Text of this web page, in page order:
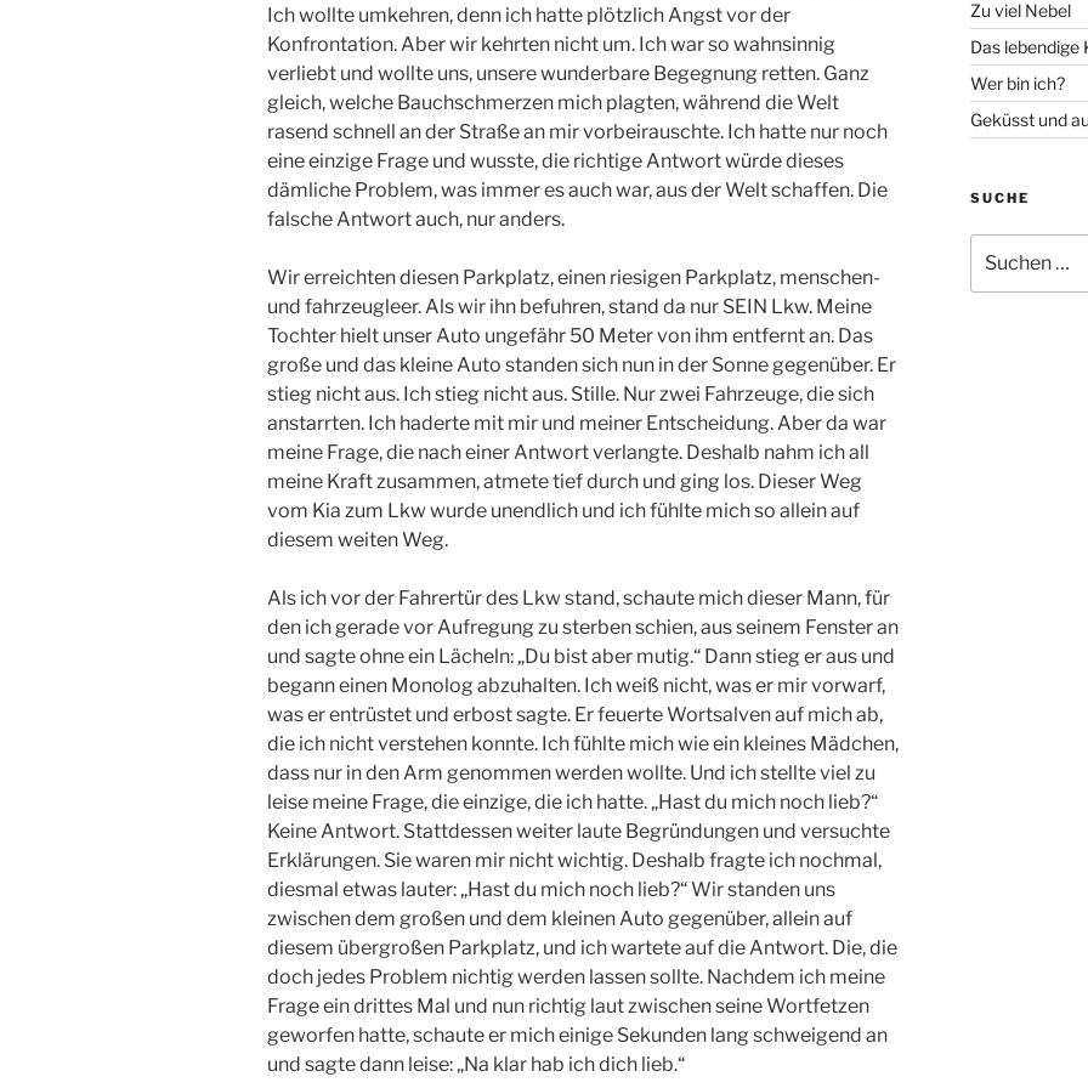
Ich wollte umkehren, denn ich hatte plötzlich Angst vor der
Konfrontation. Aber wir kehrten nicht um. Ich war so wahnsinnig
verliebt und wollte uns, unsere wunderbare Begegnung retten. Ganz
gleich, welche Bauchschmerzen mich plagten, während die Welt
rasend schnell an der Straße an mir vorbeirauschte. Ich hatte nur noch
eine einzige Frage und wusste, die richtige Antwort würde dieses
dämliche Problem, was immer es auch war, aus der Welt schaffen. Die
falsche Antwort auch, nur anders.
Wir erreichten diesen Parkplatz, einen riesigen Parkplatz, menschen-
und fahrzeugleer. Als wir ihn befuhren, stand da nur SEIN Lkw. Meine
Tochter hielt unser Auto ungefähr 50 Meter von ihm entfernt an. Das
große und das kleine Auto standen sich nun in der Sonne gegenüber. Er
stieg nicht aus. Ich stieg nicht aus. Stille. Nur zwei Fahrzeuge, die sich
anstarrten. Ich haderte mit mir und meiner Entscheidung. Aber da war
meine Frage, die nach einer Antwort verlangte. Deshalb nahm ich all
meine Kraft zusammen, atmete tief durch und ging los. Dieser Weg
vom Kia zum Lkw wurde unendlich und ich fühlte mich so allein auf
diesem weiten Weg.
Als ich vor der Fahrertür des Lkw stand, schaute mich dieser Mann, für
den ich gerade vor Aufregung zu sterben schien, aus seinem Fenster an
und sagte ohne ein Lächeln: „Du bist aber mutig.“ Dann stieg er aus und
begann einen Monolog abzuhalten. Ich weiß nicht, was er mir vorwarf,
was er entrüstet und erbost sagte. Er feuerte Wortsalven auf mich ab,
die ich nicht verstehen konnte. Ich fühlte mich wie ein kleines Mädchen,
dass nur in den Arm genommen werden wollte. Und ich stellte viel zu
leise meine Frage, die einzige, die ich hatte. „Hast du mich noch lieb?“
Keine Antwort. Stattdessen weiter laute Begründungen und versuchte
Erklärungen. Sie waren mir nicht wichtig. Deshalb fragte ich nochmal,
diesmal etwas lauter: „Hast du mich noch lieb?“ Wir standen uns
zwischen dem großen und dem kleinen Auto gegenüber, allein auf
diesem übergroßen Parkplatz, und ich wartete auf die Antwort. Die, die
doch jedes Problem nichtig werden lassen sollte. Nachdem ich meine
Frage ein drittes Mal und nun richtig laut zwischen seine Wortfetzen
geworfen hatte, schaute er mich einige Sekunden lang schweigend an
und sagte dann leise: „Na klar hab ich dich lieb.“
Zu viel Nebel
Das lebendige
Wer bin ich?
Geküsst und
SUCHE
nach: